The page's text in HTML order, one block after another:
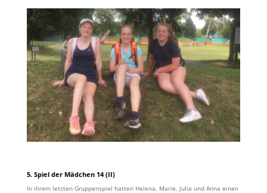
5. Spiel der Mädchen 14 (II)
In ihrem letzten Gruppenspiel hatten Helena, Marie, Julia und Anna einen